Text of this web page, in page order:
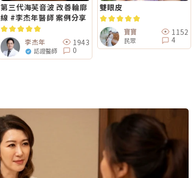
第三代海芙音波 改善輪廓
線 #李杰年醫師 案例分享
李杰年
認證醫師
1943
0
雙眼皮
寶寶
民眾
1152
4